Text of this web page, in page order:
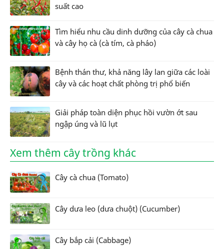
suất cao
Tìm hiểu nhu cầu dinh dưỡng của cây cà chua
và cây họ cà (cà tím, cà pháo)
Bệnh thán thư, khả năng lây lan giữa các loài
cây và các hoạt chất phòng trị phổ biến
Giải pháp toàn diện phục hồi vườn ớt sau
ngập úng và lũ lụt
Xem thêm cây trồng khác
Cây cà chua (Tomato)
Cây dưa leo (dưa chuột) (Cucumber)
Cây bắp cải (Cabbage)